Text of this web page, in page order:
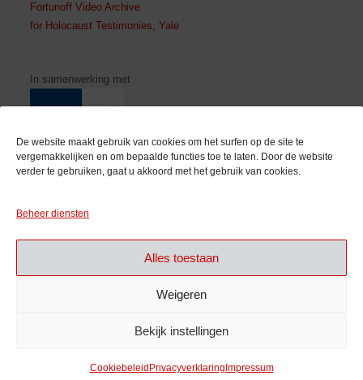
De website maakt gebruik van cookies om het surfen op de site te
vergemakkelijken en om bepaalde functies toe te laten. Door de website
verder te gebruiken, gaat u akkoord met het gebruik van cookies.
Beheer diensten
Alles toestaan
Weigeren
Bekijk instellingen
Cookiebeleid Privacyverklaring Impressum
Fortunoff Video Archive
for Holocaust Testimonies, Yale
In samenwerking met